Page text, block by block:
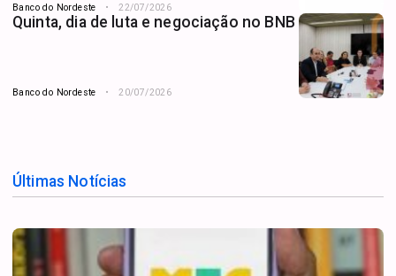
Banco do Nordeste 22/07/2026
Quinta, dia de luta e negociação no BNB
Banco do Nordeste 20/07/2026
Últimas Notícias